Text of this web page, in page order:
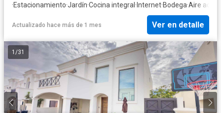
·Estacionamiento·Jardín·Cocina integral · Internet·Bodega·Aire
Actualizado hace más de 1 mes Ver en detalle
1 /31